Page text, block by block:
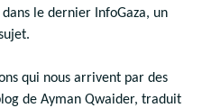
le dernier InfoGaza, un
qui nous arrivent par des
de Ayman Qwaider, traduit